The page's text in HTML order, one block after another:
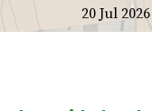
20 Jul 2026